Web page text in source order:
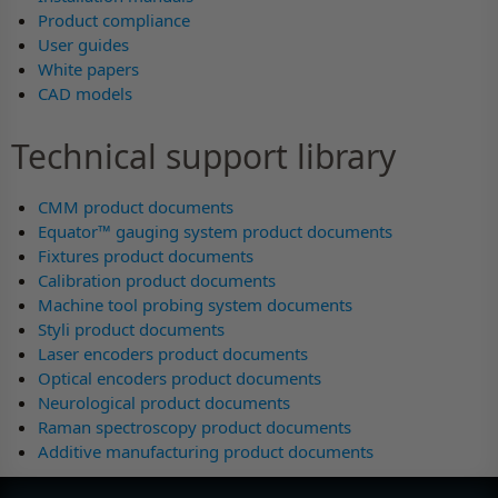
Product compliance
User guides
White papers
CAD models
Technical support library
CMM product documents
Equator™ gauging system product documents
Fixtures product documents
Calibration product documents
Machine tool probing system documents
Styli product documents
Laser encoders product documents
Optical encoders product documents
Neurological product documents
Raman spectroscopy product documents
Additive manufacturing product documents